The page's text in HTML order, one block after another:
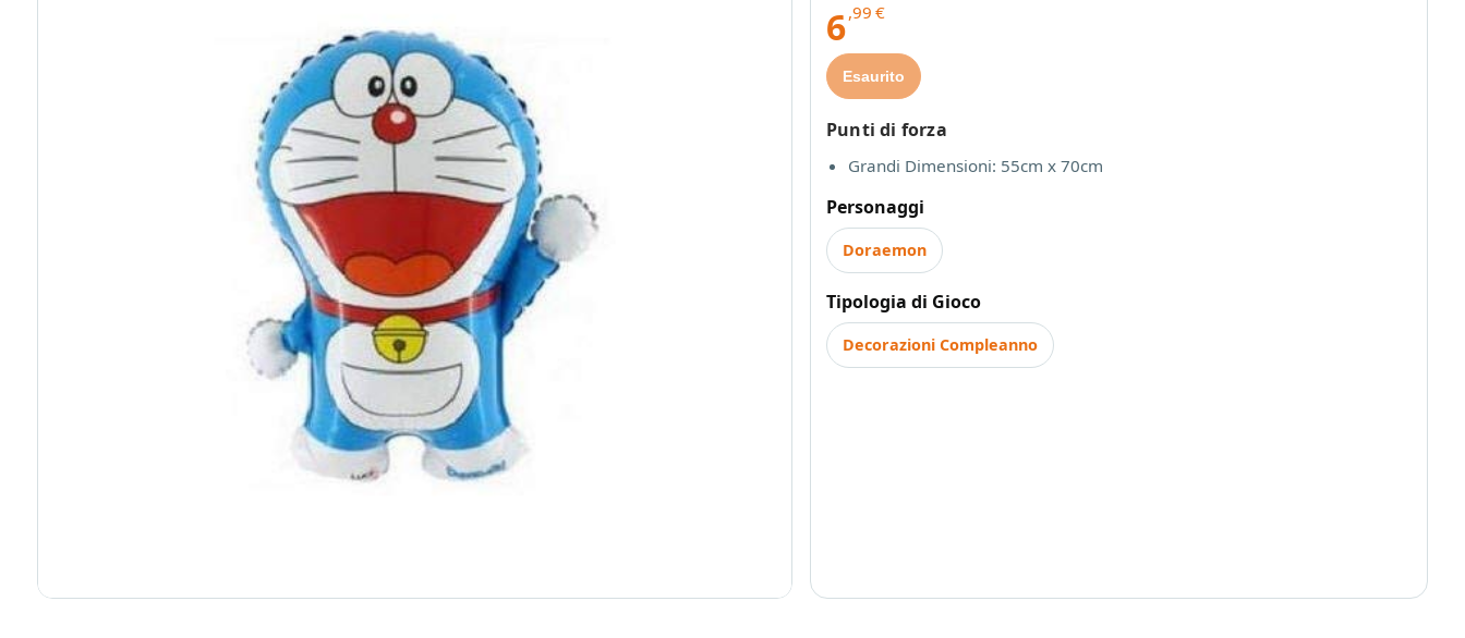
6,99 €
Esaurito
Punti di forza
Grandi Dimensioni: 55cm x 70cm
Personaggi
Doraemon
Tipologia di Gioco
Decorazioni Compleanno